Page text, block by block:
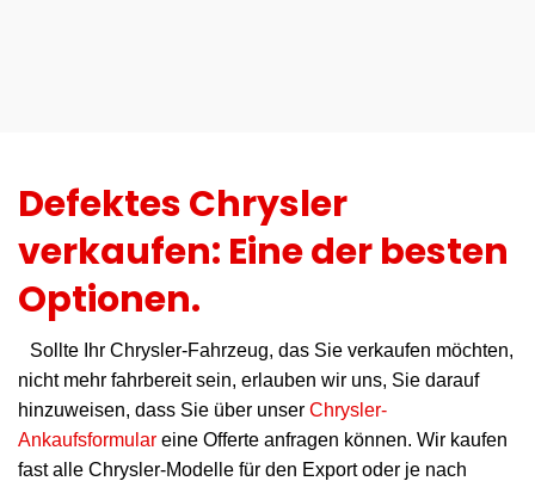
Defektes Chrysler
verkaufen: Eine der besten
Optionen.
Sollte Ihr Chrysler-Fahrzeug, das Sie verkaufen möchten,
nicht mehr fahrbereit sein, erlauben wir uns, Sie darauf
hinzuweisen, dass Sie über unser Chrysler-
Ankaufsformular eine Offerte anfragen können. Wir kaufen
fast alle Chrysler-Modelle für den Export oder je nach